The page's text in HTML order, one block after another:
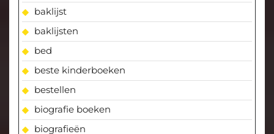
baklijst
baklijsten
bed
beste kinderboeken
bestellen
biografie boeken
biografieën